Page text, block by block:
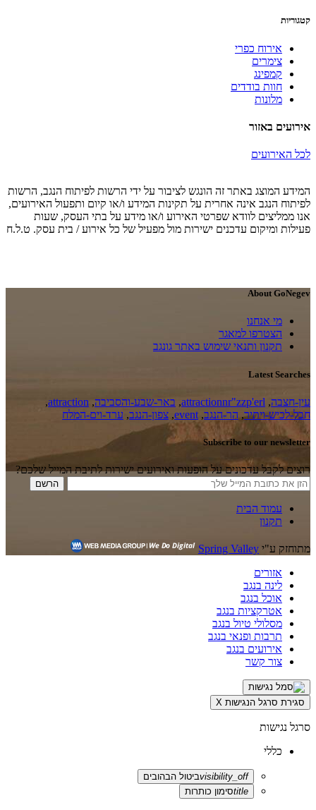
קטגוריות
אירוח כפרי
צימרים
קמפינג
חוות בודדים
מלונות
אירועים באזור
לכל האירועים
המידע המוצג באתר זה הונגש לציבור על ידי הרשות לפיתוח הנגב, הרשות
לפיתוח הנגב אינה אחרית על תקינות המידע ו/או קיום ותפעול האירועים,
אנו ממליצים לוודא שפרטי האירוע ו/או מידע על בתי העסק, שעות
פעילות ומיקום עדכנים ישירות מול מפעיל של כל אירוע / בית עסק. ט.ל.ח
About GoNegev
מי אנחנו
הצטרפו למאגר
תקנון ותנאי שימוש באתר גונגב
Latest Searches
עין-חצבה,
attractionnr"zzp'erl
, באר-שבע-והסביבה,
attraction
,
חבל-לכיש-ויתיר, הר-הנגב,
event
, צפון-הנגב, ערד-וים-המלח
Subscribe to our newsletter
רוצים לקבל עדכונים על הופעות ואירועים ישירות לתיבת המייל שלכם?
עמוד הבית
תקנון
מתוחזק ע"י Spring Valley
אזורים
לינה בנגב
אוכל בנגב
אטרקציות בנגב
מסלולי טיול בנגב
תרבות ופנאי בנגב
אירועים בנגב
צור קשר
סגירת סרגל הנגישות X
סרגל נגישות
כללי
visibility_offביטול הבהובים
titleסימון כותרות